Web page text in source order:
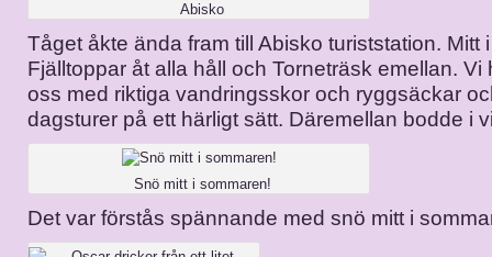
Abisko
Tåget åkte ända fram till Abisko turiststation. Mitt
Fjälltoppar åt alla håll och Torneträsk emellan. Vi
oss med riktiga vandringsskor och ryggsäckar
dagsturer på ett härligt sätt. Däremellan bodde i
Snö mitt i sommaren!
Det var förstås spännande med snö mitt i